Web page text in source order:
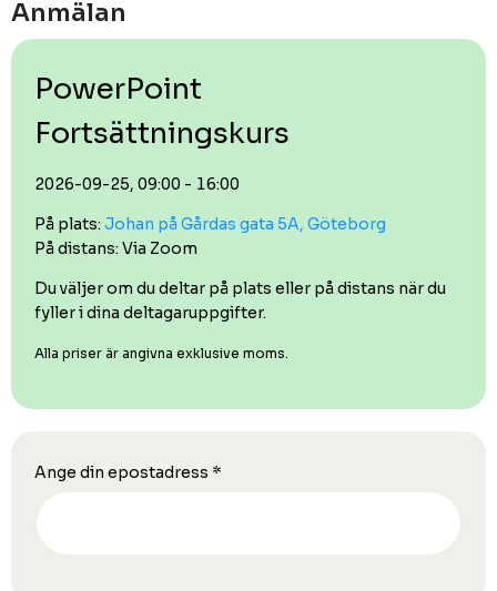
Anmälan
PowerPoint
Fortsättningskurs
2026-09-25, 09:00 - 16:00
På plats: Johan på Gårdas gata 5A, Göteborg
På distans: Via Zoom
Du väljer om du deltar på plats eller på distans när du
fyller i dina deltagaruppgifter.
Alla priser är angivna exklusive moms.
Ange din epostadress *